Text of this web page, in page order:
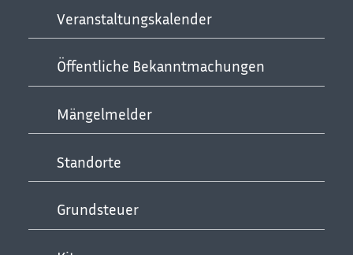
Veranstaltungskalender
Öffentliche Bekanntmachungen
Mängelmelder
Standorte
Grundsteuer